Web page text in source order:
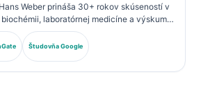
Weber prináša 30+ rokov skúseností v
laboratórnej medicíne a výskume
Bývalý prezident Nemeckej spoločnosti
biochémiu, špecializuje sa na analýzu
panelov, štandardizáciu biomarkerov
Študovňa Google